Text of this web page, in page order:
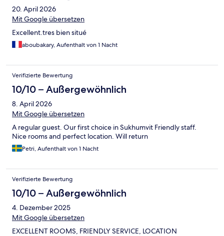
20. April 2026
Mit Google übersetzen
Excellent.tres bien situé
aboubakary, Aufenthalt von 1 Nacht
Verifizierte Bewertung
10/10 – Außergewöhnlich
8. April 2026
Mit Google übersetzen
A regular guest. Our first choice in Sukhumvit Friendly staff.
Nice rooms and perfect location. Will return
Petri, Aufenthalt von 1 Nacht
Verifizierte Bewertung
10/10 – Außergewöhnlich
4. Dezember 2025
Mit Google übersetzen
EXCELLENT ROOMS, FRIENDLY SERVICE, LOCATION